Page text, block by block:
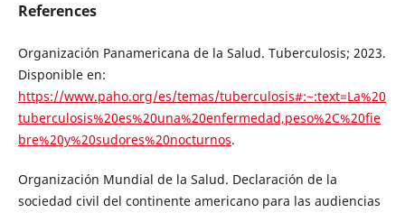
References
Organización Panamericana de la Salud. Tuberculosis; 2023.
Disponible en:
https://www.paho.org/es/temas/tuberculosis#:~:text=La%20
tuberculosis%20es%20una%20enfermedad,peso%2C%20fie
bre%20y%20sudores%20nocturnos.
Organización Mundial de la Salud. Declaración de la
sociedad civil del continente americano para las audiencias